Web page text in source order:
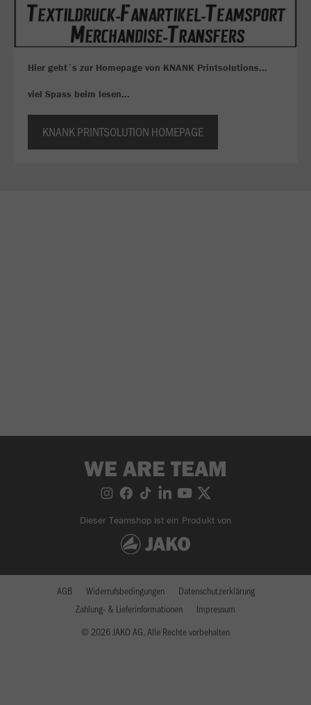
Hier geht´s zur Homepage von KNANK Printsolutions...
viel Spass beim lesen...
KNANK PRINTSOLUTION HOMEPAGE
WE ARE TEAM
Dieser Teamshop ist ein Produkt von
© 2026 JAKO AG, Alle Rechte vorbehalten
AGB Widerrufsbedingungen
Datenschutzerklärung
Zahlung- & Lieferinformationen
Impressum